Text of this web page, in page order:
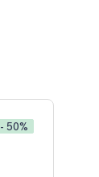
- 50%